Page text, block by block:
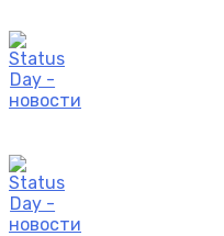
к
контенту